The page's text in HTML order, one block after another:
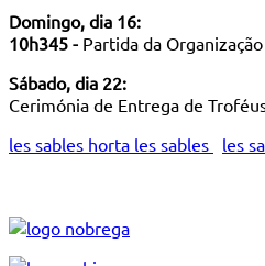
Domingo, dia 16:
10h345 - Partida da
Sábado, dia 22:
Cerimónia de Entrega de
les sables horta les sables
les